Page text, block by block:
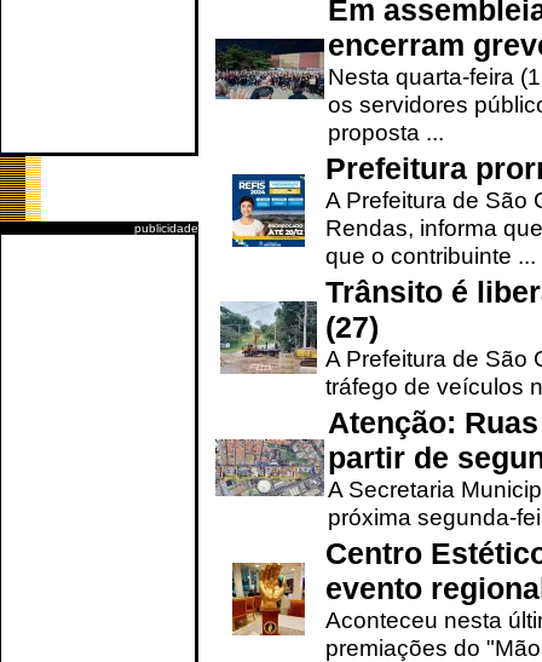
publicidade
Em
encerram
Nesta quarta-feira
os servidores
proposta ...
Prefeitura
A Prefeitura de São
Rendas, informa
que o contribuinte ...
Trânsito é
(27)
A Prefeitura de São
tráfego de veículos
Atenção:
partir de
A Secretaria
próxima segunda-
Centro
evento
Aconteceu nesta
premiações do